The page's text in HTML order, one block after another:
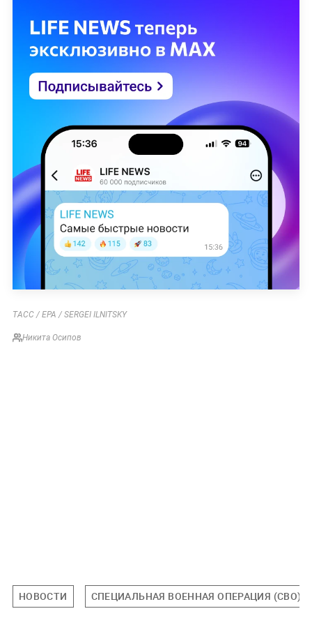
ТАСС / EPA / SERGEI ILNITSKY
Никита Осипов
НОВОСТИ СПЕЦИАЛЬНАЯ ВОЕННАЯ ОПЕРАЦИЯ (СВО)